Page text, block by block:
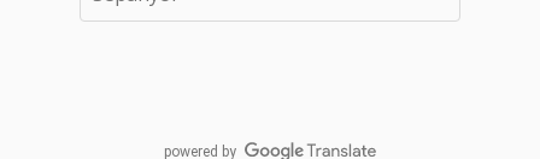
powered by